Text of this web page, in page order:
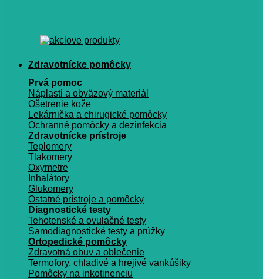
Zdravotnícke pomôcky
Prvá pomoc
Náplasti a obväzový materiál
Ošetrenie kože
Lekárnička a chirugické pomôcky
Ochranné pomôcky a dezinfekcia
Zdravotnícke prístroje
Teplomery
Tlakomery
Oxymetre
Inhalátory
Glukomery
Ostatné prístroje a pomôcky
Diagnostické testy
Tehotenské a ovulačné testy
Samodiagnostické testy a prúžky
Ortopedické pomôcky
Zdravotná obuv a oblečenie
Termofory, chladivé a hrejivé vankúšiky
Pomôcky na inkotinenciu